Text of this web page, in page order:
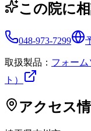
この院に
048-973-7299
取扱製品： フォー
ト）
アクセス